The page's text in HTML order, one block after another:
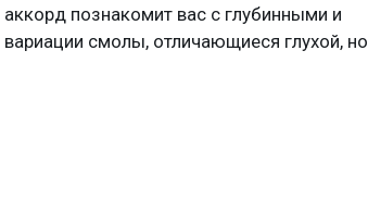
познакомит вас с глубинными и
смолы, отличающиеся глухой, но